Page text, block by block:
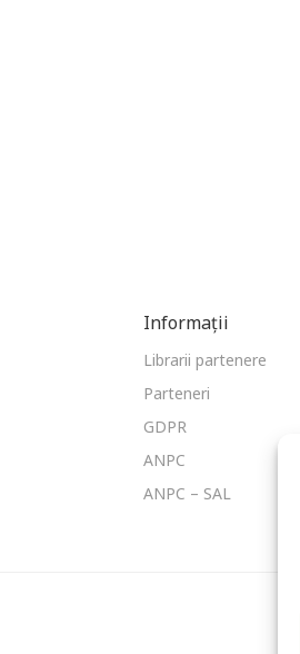
Informații
Librarii partenere
Parteneri
GDPR
ANPC
ANPC – SAL